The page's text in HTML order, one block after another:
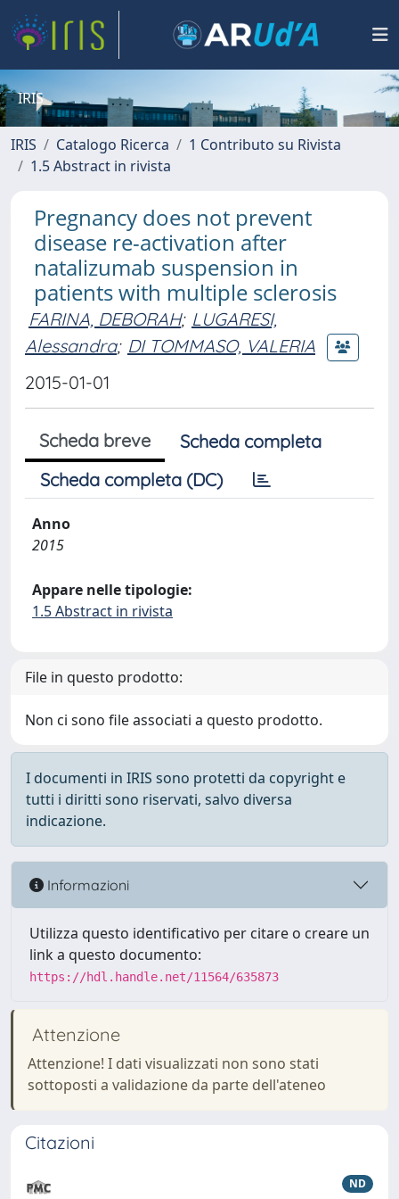
IRIS
IRIS Catalogo Ricerca
1 Contributo su Rivista
1.5 Abstract in rivista
Pregnancy does not prevent
disease re-activation after
natalizumab suspension in
patients with multiple sclerosis
FARINA, DEBORAH; LUGARESI,
Alessandra; DI TOMMASO, VALERIA
2015-01-01
Scheda breve
Scheda completa
Scheda completa (DC)
Anno
2015
Appare nelle tipologie:
1.5 Abstract in rivista
File in questo prodotto:
Non ci sono file associati a questo prodotto.
I documenti in IRIS sono protetti da copyright e
tutti i diritti sono riservati, salvo diversa
indicazione.
Informazioni
Utilizza questo identificativo per citare o creare un
link a questo documento:
https://hdl.handle.net/11564/635873
Attenzione
Attenzione! I dati visualizzati non sono stati
sottoposti a validazione da parte dell'ateneo
Citazioni
ND